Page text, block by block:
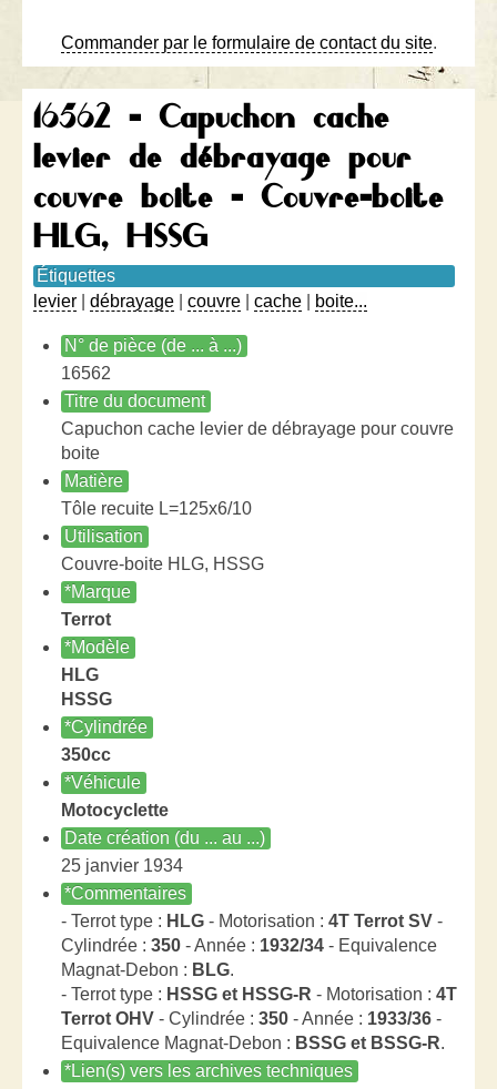
Commander par le formulaire de contact du site.
16562 - Capuchon cache
levier de débrayage pour
couvre boite - Couvre-boite
HLG, HSSG
Étiquettes
levier
débrayage couvre cache boite...
N° de pièce (de ... à ...)
16562
Titre du document
Capuchon cache levier de débrayage pour couvre
boite
Matière
Tôle recuite L=125x6/10
Utilisation
Couvre-boite HLG, HSSG
*Marque
Terrot
*Modèle
HLG
HSSG
*Cylindrée
350cc
*Véhicule
Motocyclette
Date création (du ... au ...)
25 janvier 1934
*Commentaires
- Terrot type : HLG - Motorisation : 4T Terrot SV -
Cylindrée : 350 - Année : 1932/34 - Equivalence
Magnat-Debon : BLG.
- Terrot type : HSSG et HSSG-R - Motorisation : 4T
Terrot OHV - Cylindrée : 350 - Année : 1933/36 -
Equivalence Magnat-Debon : BSSG et BSSG-R.
*Lien(s) vers les archives techniques